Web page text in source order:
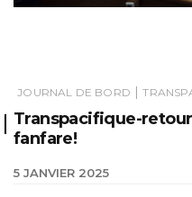
JOURNAL DE BORD |
Transpacifique-
fanfare!
5 JANVIER 2025